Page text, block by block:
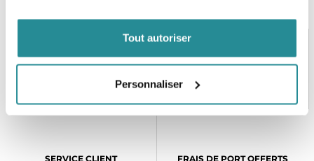
Tout autoriser
Personnaliser
PAIEMENT SÉCURISÉ
CB, VISA, Mastercard, ALMA
Plus de 5000 produits en stock
SERVICE CLIENT
FRAIS DE PORT OFFERTS